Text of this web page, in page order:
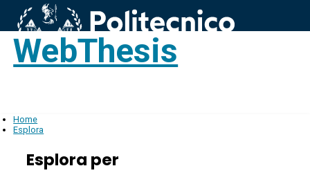
WebThesis
Home
Esplora
Esplora per